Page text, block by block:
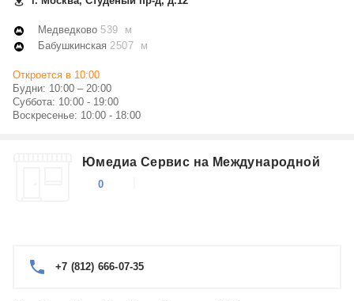
Медведково 539 м
Бабушкинская 2507 м
Откроется в 10:00
Будни: 10:00 – 20:00
Суббота: 10:00 - 19:00
Воскресенье: 10:00 - 18:00
Юмедиа Сервис на Международной
0
+7 (812) 666-07-35